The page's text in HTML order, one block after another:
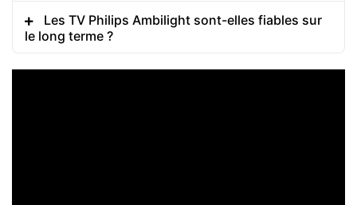
Les TV Philips Ambilight sont-elles fiables sur
le long terme ?